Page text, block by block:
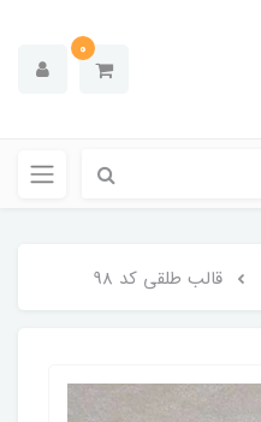
0
قالب طلقی کد 98